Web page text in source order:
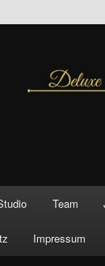
Team
Impressum